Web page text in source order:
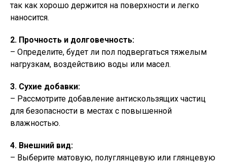
так как хорошо держится на поверхности и легко
наносится.
2. Прочность и долговечность:
– Определите, будет ли пол подвергаться тяжелым
нагрузкам, воздействию воды или масел.
3. Сухие добавки:
– Рассмотрите добавление антискользящих частиц
для безопасности в местах с повышенной
влажностью.
4. Внешний вид:
– Выберите матовую, полуглянцевую или глянцевую